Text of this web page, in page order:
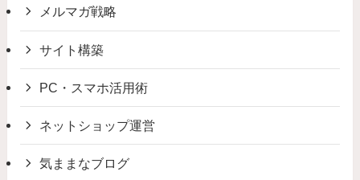
メルマガ戦略
サイト構築
PC・スマホ活用術
ネットショップ運営
気ままなブログ